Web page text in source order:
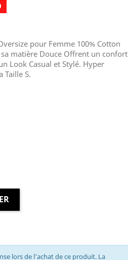
pour Femme 100% Cotton
matière Douce Offrent un confort
Look Casual et Stylé. Hyper
Taille S.
lors de l'achat de ce produit. La